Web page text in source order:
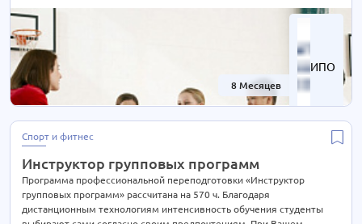
Педагогика профессионального образования 46 курсов
Подъемные сооружения и лифты
Пожарно-технический минимум (ПТМ) 3 курса
Практическая психология 24 курса
Предметная подготовка учителей 16 курсов
Продукты питания - технология производства 2 курса
Проектирование 12 курсов
Профессии
Психология 81 курс
Реклама и PR 4 курса
ИПО
8 Месяцев -52%
2 РАЗА! Подробности уточняйте по телефону на сайте или отправьте
нам заявку для консультации.
Спорт и фитнес
Инструктор групповых программ
Программа профессиональной переподготовки «Инструктор
групповых программ» рассчитана на 570 ч. Благодаря
дистанционным технологиям интенсивность обучения студенты